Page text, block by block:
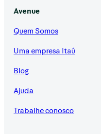
Avenue
Quem Somos
Uma empresa Itaú
Blog
Ajuda
Trabalhe conosco